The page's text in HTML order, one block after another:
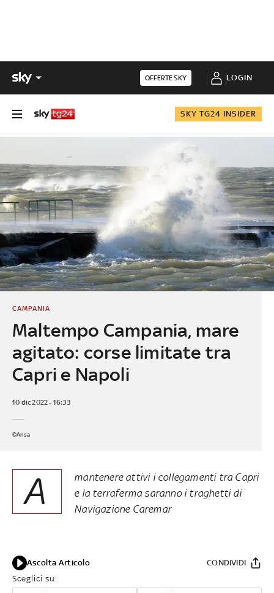
OFFERTE SKY LOGIN
SKY TG24 INSIDER
Maltempo Campania, mare
agitato: corse limitate tra
Capri e Napoli
CAMPANIA
10 dic 2022 - 16:33
©Ansa
A
mantenere attivi i collegamenti tra Capri
e la terraferma saranno i traghetti di
Navigazione Caremar
Ascolta Articolo
Sceglici su:
CONDIVIDI